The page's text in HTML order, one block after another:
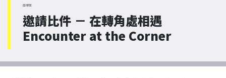
南港區
邀請比件 － 在轉角處相遇
Encounter at the Corner